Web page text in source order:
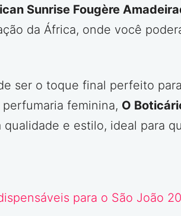
Sunrise Fougère
da África, onde você
ser o toque final perfeito
feminina, O
e estilo, ideal para
para o São João